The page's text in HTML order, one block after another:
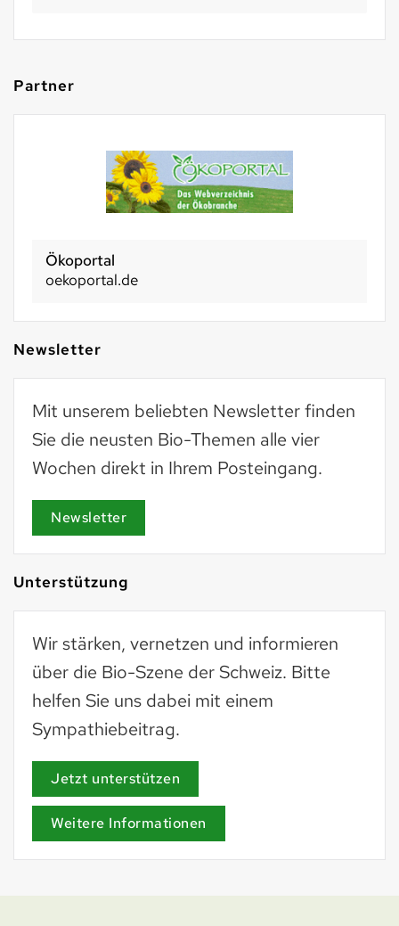
Partner
Ökoportal
oekoportal.de
Newsletter
Mit unserem beliebten Newsletter finden
Sie die neusten Bio-Themen alle vier
Wochen direkt in Ihrem Posteingang.
Newsletter
Unterstützung
Wir stärken, vernetzen und informieren
über die Bio-Szene der Schweiz. Bitte
helfen Sie uns dabei mit einem
Sympathiebeitrag.
Jetzt unterstützen
Weitere Informationen